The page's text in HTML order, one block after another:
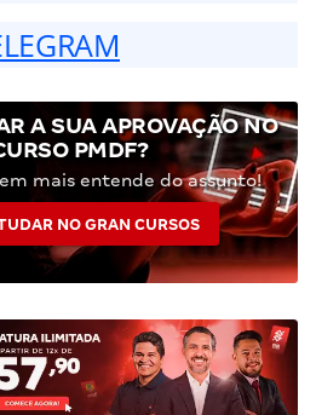
A SUA APROVAÇÃO NO
PMDF?
mais entende do assunto!
NO GRAN CURSOS